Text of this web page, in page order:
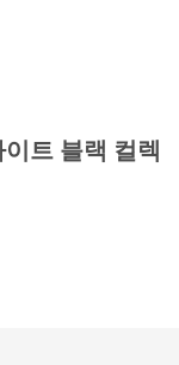
트 블랙 컬렉